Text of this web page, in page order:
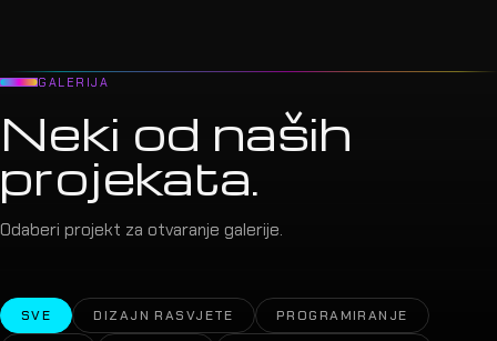
GALERIJA
Neki od naših
projekata.
Odaberi projekt za otvaranje galerije.
SVE DIZAJN RASVJETE
PROGRAMIRANJE